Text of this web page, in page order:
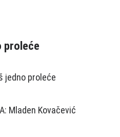
proleće
jedno proleće
Mladen Kovačević